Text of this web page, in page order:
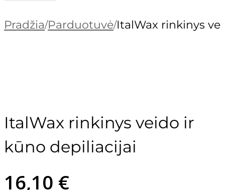
Pradžia/Parduotuvė/ItalWax rinkinys
ItalWax rinkinys veido ir
kūno depiliacijai
16,10 €